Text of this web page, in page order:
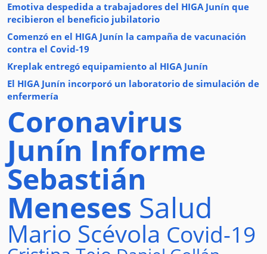
Emotiva despedida a trabajadores del HIGA Junín que
recibieron el beneficio jubilatorio
Comenzó en el HIGA Junín la campaña de vacunación
contra el Covid-19
Kreplak entregó equipamiento al HIGA Junín
El HIGA Junín incorporó un laboratorio de simulación de
enfermería
Coronavirus
Junín Informe
Sebastián
Meneses Salud
Mario Scévola Covid-19